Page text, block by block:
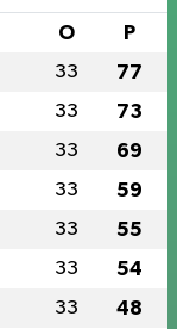
O P
33 77
33 73
33 69
33 59
33 55
33 54
33 48